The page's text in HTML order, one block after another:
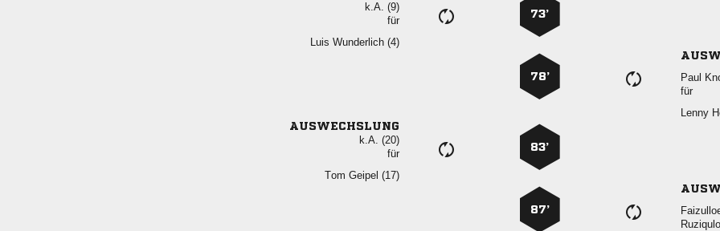
k.A. (9)
für
  
73’
78’

für

AUSWECHSLUNG
k.A. (20)
für
  
83’
87’